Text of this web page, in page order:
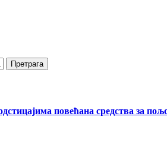
повећана средства за